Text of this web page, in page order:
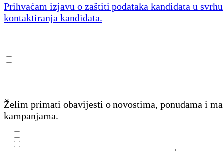
Prihvaćam izjavu o zaštiti podataka kandidata u
kontaktiranja kandidata.
Želim primati obavijesti o novostima, ponudama i
kampanjama.